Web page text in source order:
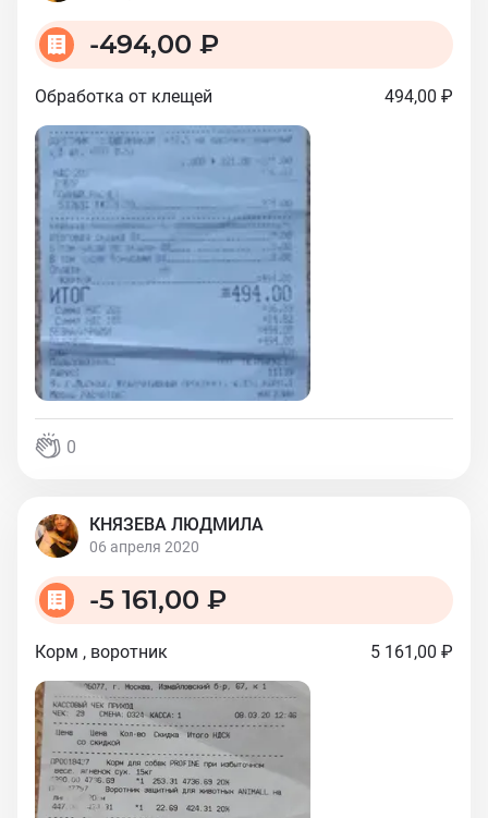
-494,00 ₽
Обработка от клещей 494,00 ₽
0
КНЯЗЕВА ЛЮДМИЛА
06 апреля 2020
-5 161,00 ₽
Корм , воротник 5 161,00 ₽